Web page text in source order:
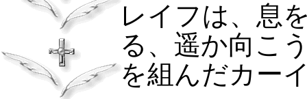
レイフは、息
る、遥か向こ
を組んだカー